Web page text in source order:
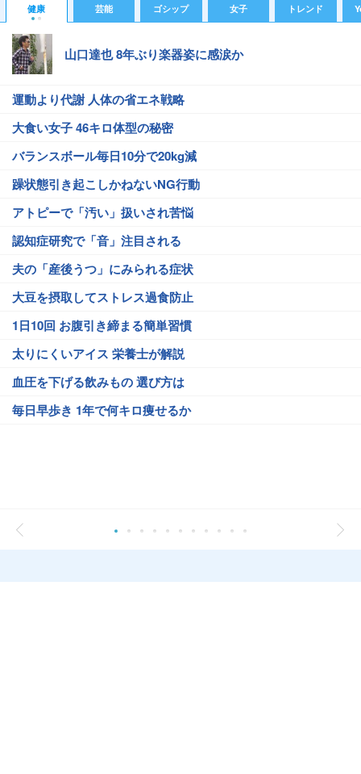
健康 芸能 ゴシップ 女子 トレンド
山口達也 8年ぶり楽器姿に感涙か
運動より代謝 人体の省エネ戦略
大食い女子 46キロ体型の秘密
バランスボール毎日10分で20kg減
躁状態引き起こしかねないNG行動
アトピーで「汚い」扱いされ苦悩
認知症研究で「音」注目される
夫の「産後うつ」にみられる症状
大豆を摂取してストレス過食防止
1日10回 お腹引き締まる簡単習慣
太りにくいアイス 栄養士が解説
血圧を下げる飲みもの 選び方は
毎日早歩き 1年で何キロ痩せるか